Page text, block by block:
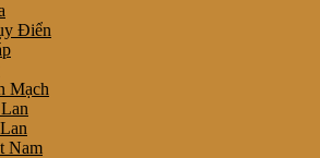
Điển
Mạch
Nam